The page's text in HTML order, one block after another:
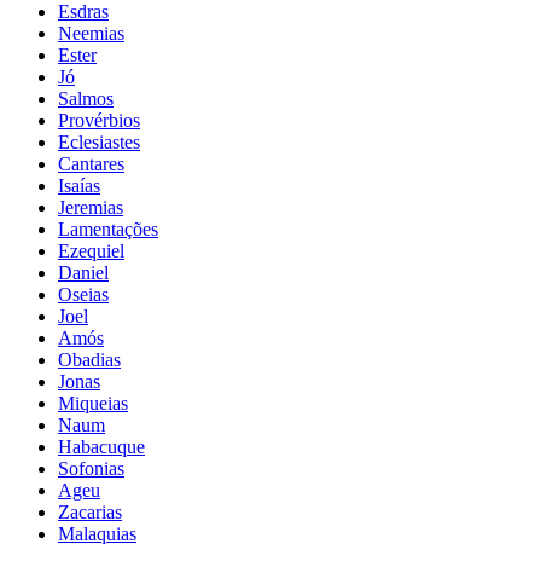
Esdras
Neemias
Ester
Jó
Salmos
Provérbios
Eclesiastes
Cantares
Isaías
Jeremias
Lamentações
Ezequiel
Daniel
Oseias
Joel
Amós
Obadias
Jonas
Miqueias
Naum
Habacuque
Sofonias
Ageu
Zacarias
Malaquias